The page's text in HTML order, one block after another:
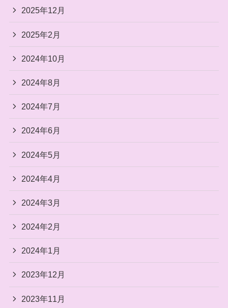
2025年12月
2025年2月
2024年10月
2024年8月
2024年7月
2024年6月
2024年5月
2024年4月
2024年3月
2024年2月
2024年1月
2023年12月
2023年11月